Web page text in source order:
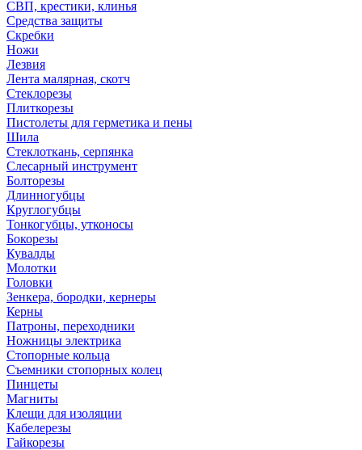
СВП, крестики, клинья
Средства защиты
Скребки
Ножи
Лезвия
Лента малярная, скотч
Стеклорезы
Плиткорезы
Пистолеты для герметика и пены
Шила
Стеклоткань, серпянка
Слесарный инструмент
Болторезы
Длинногубцы
Круглогубцы
Тонкогубцы, утконосы
Бокорезы
Кувалды
Молотки
Головки
Зенкера, бородки, кернеры
Керны
Патроны, переходники
Ножницы электрика
Стопорные кольца
Съемники стопорных колец
Пинцеты
Магниты
Клещи для изоляции
Кабелерезы
Гайкорезы